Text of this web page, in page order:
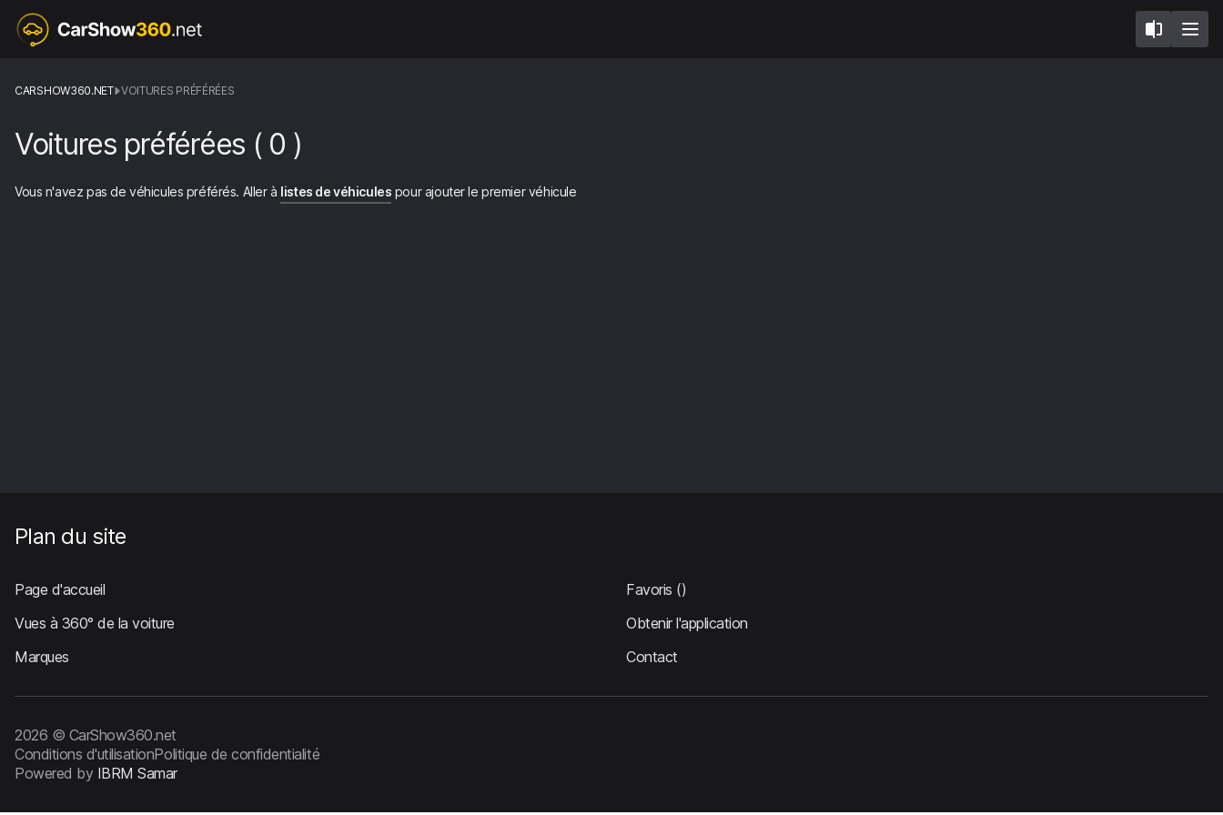
CARSHOW360.NET VOITURES PRÉFÉRÉES
Voitures préférées ( 0 )
Vous n'avez pas de véhicules préférés. Aller à listes de véhicules pour ajouter le premier véhicule
Plan du site
Page d'accueil Favoris ()
Vues à 360° de la voiture
Obtenir l'application
Marques
Contact
2026 © CarShow360.net
Conditions d'utilisationPolitique de confidentialité
Powered by IBRM Samar